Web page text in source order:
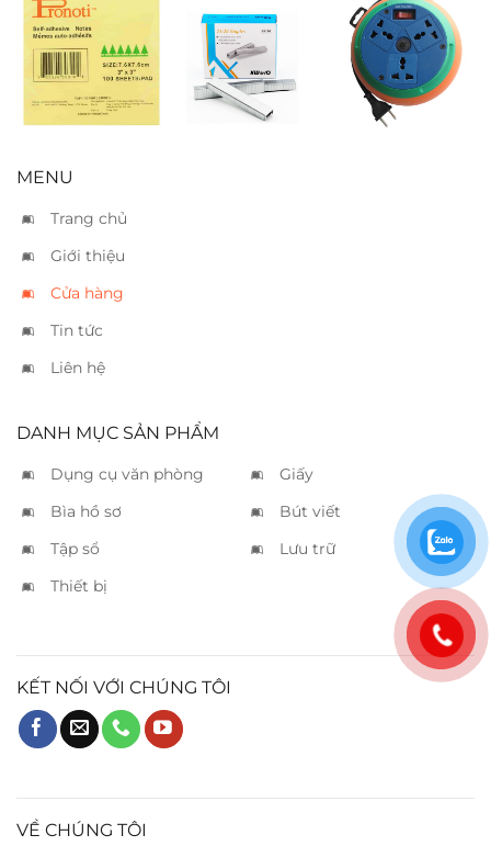
Giấy notes
Pronoti 3 x 3
Kim bấm
Kwtrio 23/20
Ổ cắm Lioa
DB52-10A
MENU
Trang chủ
Giới thiệu
Cửa hàng
Tin tức
Liên hệ
DANH MỤC SẢN PHẨM
Dụng cụ văn phòng
Giấy
Bìa hồ sơ
Bút viết
Tập sổ
Lưu trữ
Thiết bị
KẾT NỐI VỚI CHÚNG TÔI
VỀ CHÚNG TÔI